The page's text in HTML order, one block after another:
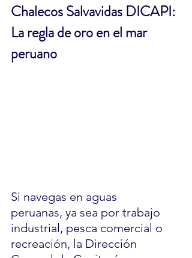
Chalecos Salvavidas DICAPI:
La regla de oro en el mar
peruano
Si navegas en aguas
peruanas, ya sea por trabajo
industrial, pesca comercial o
recreación, la Dirección